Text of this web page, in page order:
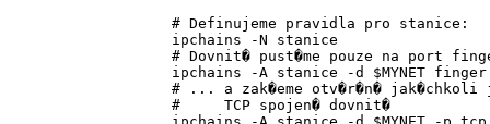
# Definujeme pravidla pro stanice:
ipchains -N stanice
# Dovnit� pust�me pouze na port
ipchains -A stanice -d $MYNET
# ... a zak�eme otv�r�n�
#     TCP spojen� dovnit�